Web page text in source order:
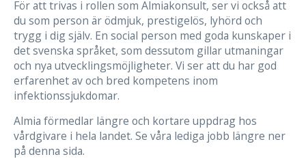
För att trivas i rollen som Almiakonsult, ser vi också att
du som person är ödmjuk, prestigelös, lyhörd och
trygg i dig själv. En social person med goda kunskaper i
det svenska språket, som dessutom gillar utmaningar
och nya utvecklingsmöjligheter. Vi ser att du har god
erfarenhet av och bred kompetens inom
infektionssjukdomar.
Almia förmedlar längre och kortare uppdrag hos
vårdgivare i hela landet. Se våra lediga jobb längre ner
på denna sida.